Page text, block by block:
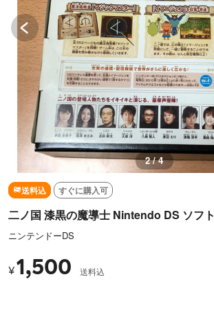
2 / 4
送料込 すぐに購入可
二ノ国 漆黒の魔導士 Nintendo DS ソフト
ニンテンドーDS
¥1,500 送料込